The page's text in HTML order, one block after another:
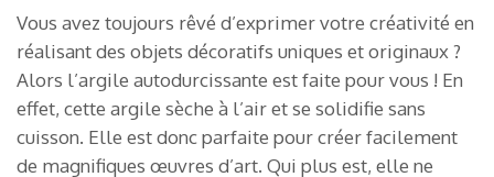
Vous avez toujours rêvé d’exprimer votre créativité en
réalisant des objets décoratifs uniques et originaux ?
Alors l’argile autodurcissante est faite pour vous ! En
effet, cette argile sèche à l’air et se solidifie sans
cuisson. Elle est donc parfaite pour créer facilement
de magnifiques œuvres d’art. Qui plus est, elle ne